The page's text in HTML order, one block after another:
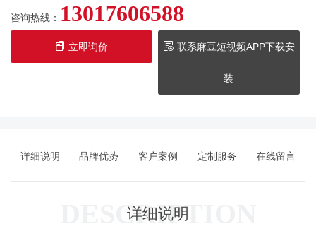
咨询热线： 13017606588
立即询价 联系麻豆短视频APP下载安
装
详细说明 品牌优势 客户案例 定制服务 在线留言
DESCRIPTION
详细说明